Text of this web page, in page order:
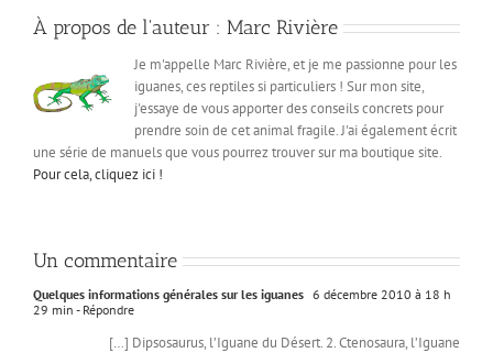
À propos de l'auteur : Marc Rivière
Je m'appelle Marc Rivière, et je me passionne pour les
iguanes, ces reptiles si particuliers ! Sur mon site,
j'essaye de vous apporter des conseils concrets pour
prendre soin de cet animal fragile. J'ai également écrit
une série de manuels que vous pourrez trouver sur ma boutique site.
Pour cela, cliquez ici !
Un commentaire
Quelques informations générales sur les iguanes 6 décembre 2010 à 18 h
29 min - Répondre
[…] Dipsosaurus, l’Iguane du Désert. 2. Ctenosaura, l’Iguane